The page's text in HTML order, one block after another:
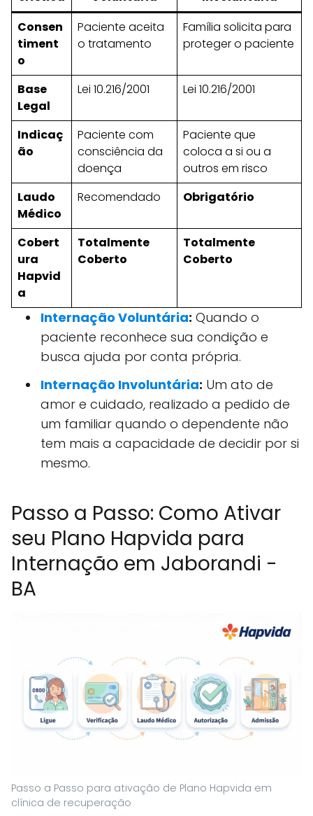
Consen
timent
o
Paciente aceita
o tratamento
Família solicita para
proteger o paciente
Base
Legal
Lei 10.216/2001 Lei 10.216/2001
Indicaç
ão
Paciente com
consciência da
doença
Paciente que
coloca a si ou a
outros em risco
Laudo
Médico
Recomendado Obrigatório
Cobert
ura
Hapvid
a
Totalmente
Coberto
Totalmente
Coberto
Internação Voluntária: Quando o
paciente reconhece sua condição e
busca ajuda por conta própria.
Internação Involuntária: Um ato de
amor e cuidado, realizado a pedido de
um familiar quando o dependente não
tem mais a capacidade de decidir por si
mesmo.
Passo a Passo: Como Ativar
seu Plano Hapvida para
Internação em Jaborandi -
BA
Passo a Passo para ativação de Plano Hapvida em
clínica de recuperação